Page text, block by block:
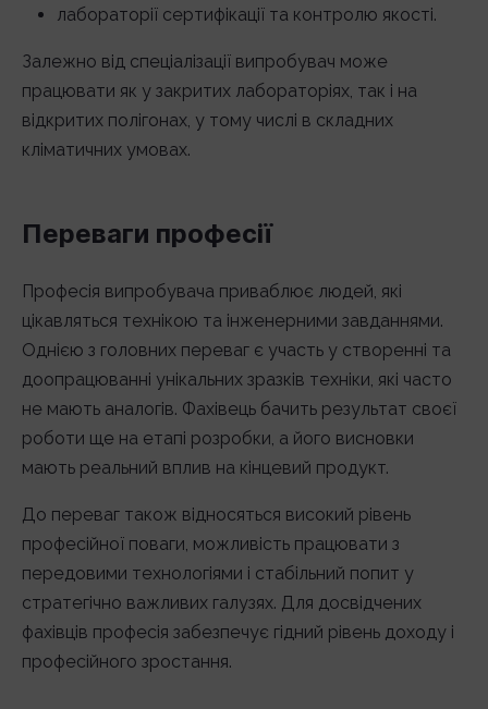
лабораторії сертифікації та контролю якості.
Залежно від спеціалізації випробувач може
працювати як у закритих лабораторіях, так і на
відкритих полігонах, у тому числі в складних
кліматичних умовах.
Переваги професії
Професія випробувача приваблює людей, які
цікавляться технікою та інженерними завданнями.
Однією з головних переваг є участь у створенні та
доопрацюванні унікальних зразків техніки, які часто
не мають аналогів. Фахівець бачить результат своєї
роботи ще на етапі розробки, а його висновки
мають реальний вплив на кінцевий продукт.
До переваг також відносяться високий рівень
професійної поваги, можливість працювати з
передовими технологіями і стабільний попит у
стратегічно важливих галузях. Для досвідчених
фахівців професія забезпечує гідний рівень доходу і
професійного зростання.